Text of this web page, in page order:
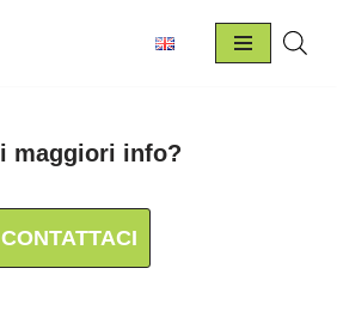
maggiori info?
CONTATTACI